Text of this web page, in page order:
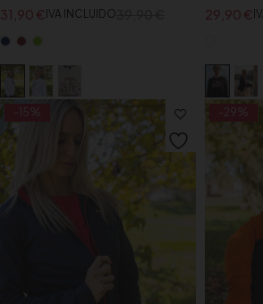
31,90 € IVA INCLUIDO 29,90 €
-15% -29%